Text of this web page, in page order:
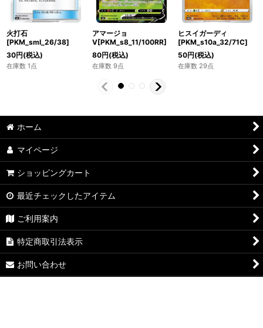
火打石
[PKM_smI_26/38]
30円(税込)
在庫数 1点
アマージョ
V[PKM_s8_11/100RR]
80円(税込)
在庫数 9点
ヒスイガーディ
[PKM_s10a_32/71C]
50円(税込)
在庫数 29点
ホーム
マイページ
ショッピングカート
最近チェックしたアイテム
ご利用案内
特定商取引法表示
お問い合わせ